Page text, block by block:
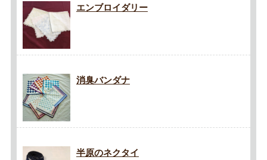
エンブロイダリー
消臭バンダナ
半原のネクタイ